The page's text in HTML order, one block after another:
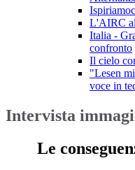
L'AIRC
Italia -
confronto
Il cielo
"Lesen
voce in
Intervista
Le